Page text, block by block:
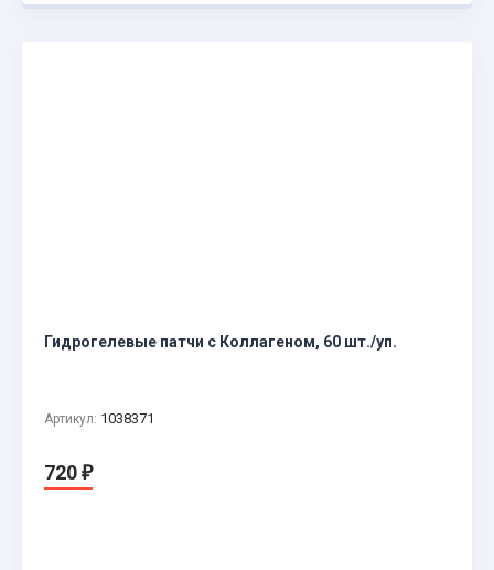
Гидрогелевые патчи с Коллагеном, 60 шт./уп.
Артикул: 1038371
720 ₽